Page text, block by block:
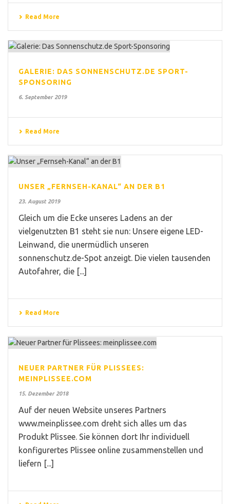
Read More
GALERIE: DAS SONNENSCHUTZ.DE SPORT-
SPONSORING
6. September 2019
Read More
UNSER „FERNSEH-KANAL“ AN DER B1
23. August 2019
Gleich um die Ecke unseres Ladens an der
vielgenutzten B1 steht sie nun: Unsere eigene LED-
Leinwand, die unermüdlich unseren
sonnenschutz.de-Spot anzeigt. Die vielen tausenden
Autofahrer, die [...]
Read More
NEUER PARTNER FÜR PLISSEES:
MEINPLISSEE.COM
15. Dezember 2018
Auf der neuen Website unseres Partners
www.meinplissee.com dreht sich alles um das
Produkt Plissee. Sie können dort Ihr individuell
konfigurertes Plissee online zusammenstellen und
liefern [...]